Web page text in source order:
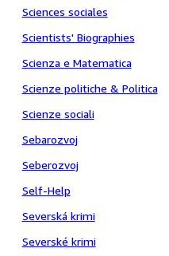
Sciences sociales
Scientists' Biographies
Scienza e Matematica
Scienze politiche & Politica
Scienze sociali
Sebarozvoj
Seberozvoj
Self-Help
Severská krimi
Severské krimi